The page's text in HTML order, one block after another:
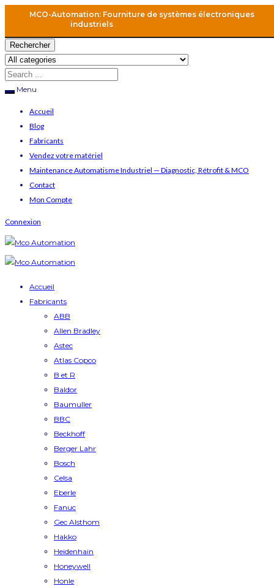
MCO-Automation: Fourniture de systèmes électroniques
industriels
Rechercher
Menu
Accueil
Blog
Fabricants
Vendez votre matériel
Maintenance Automatisme Industriel — Diagnostic, Rétrofit & MCO
Contact
Mon Compte
Connexion
Accueil
Fabricants
ABB
Allen Bradley
Astec
Atlas Copco
B et R
Baldor
Baumuller
BBC
Beckhoff
Berger Lahr
Bosch
Celsa
Eberle
Fanuc
Gec Alsthom
Hakko
Heidenhain
Honeywell
Honle